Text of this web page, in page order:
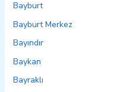
Bayburt
Bayburt Merkez
Bayındır
Baykan
Bayraklı